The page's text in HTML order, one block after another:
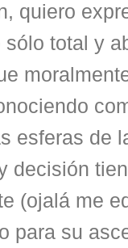
quiero
total y
esferas de
decisión
(ojalá me
para su